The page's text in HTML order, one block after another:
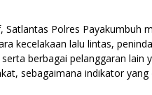
Satlantas Polres Payakumbuh
kecelakaan lalu lintas,
berbagai pelanggaran lain
sebagaimana indikator